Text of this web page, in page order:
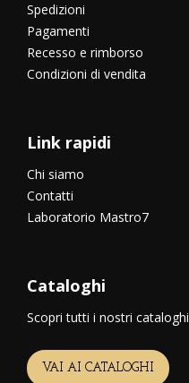
Spedizioni
Pagamenti
Recesso e rimborso
Condizioni di vendita
Link rapidi
Chi siamo
Contatti
Laboratorio Mastro7
Cataloghi
Scopri tutti i nostri cataloghi
VAI AI CATALOGHI